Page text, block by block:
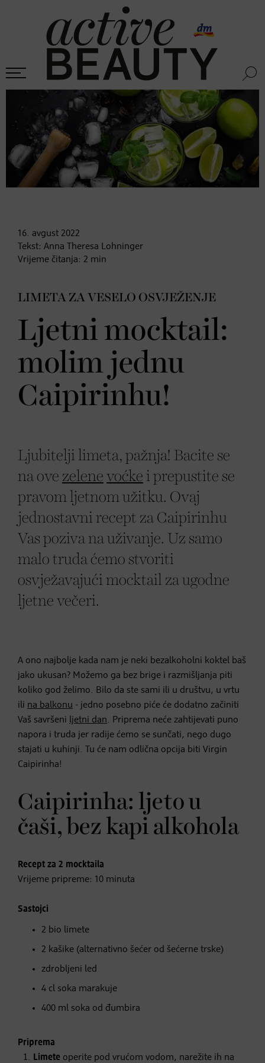
16. avgust 2022
Tekst: Anna Theresa Lohninger
Vrijeme čitanja: 2 min
LIMETA ZA VESELO OSVJEŽENJE
Ljetni mocktail:
molim jednu
Caipirinhu!
Ljubitelji limeta, pažnja! Bacite se
na ove zelene voćke i prepustite se
pravom ljetnom užitku. Ovaj
jednostavni recept za Caipirinhu
Vas poziva na uživanje. Uz samo
malo truda ćemo stvoriti
osvježavajući mocktail za ugodne
ljetne večeri.
A ono najbolje kada nam je neki bezalkoholni koktel baš
jako ukusan? Možemo ga bez brige i razmišljanja piti
koliko god želimo. Bilo da ste sami ili u društvu, u vrtu
ili na balkonu - jedno posebno piće će dodatno začiniti
Vaš savršeni ljetni dan. Priprema neće zahtijevati puno
napora i truda jer radije ćemo se sunčati, nego dugo
stajati u kuhinji. Tu će nam odlična opcija biti Virgin
Caipirinha!
Caipirinha: ljeto u
čaši, bez kapi alkohola
Recept za 2 mocktaila
Vrijeme pripreme: 10 minuta
Sastojci
2 bio limete
2 kašike (alternativno šećer od šećerne trske)
zdrobljeni led
4 cl soka marakuje
400 ml soka od đumbira
Priprema
Limete operite pod vrućom vodom, narežite ih na